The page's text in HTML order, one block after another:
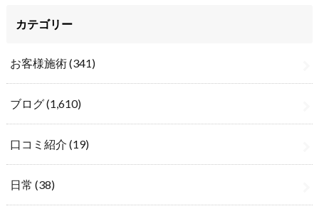
カテゴリー
お客様施術(341)
ブログ(1,610)
口コミ紹介 (19)
日常 (38)